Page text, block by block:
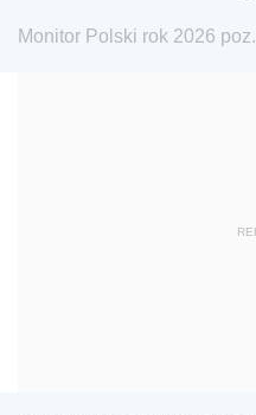
1975 1974
1959
Monitor Polski rok 2026